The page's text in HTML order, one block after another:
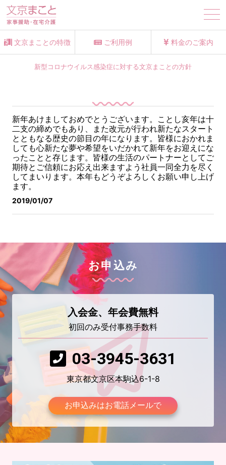
文京まことの特徴 ご利用例 料金のご案内
新型コロナウイルス感染症に対する文京まことの方針
新年あけましておめでとうございます。 ことし亥年は十
二支の締めでもあり、また改元が行われ新たなスタート
とともなる歴史の節目の年になります。 皆様におかれま
しても心新たな夢や希望をいだかれて新年をお迎えにな
ったことと存じます。 皆様の生活のパートナーとしてご
期待とご信頼にお応え出来ますよう社員一同全力を尽く
してまいります。 本年もどうぞよろしくお願い申し上げ
ます。
2019/01/07
お申込み
入会金、年会費無料
初回のみ受付事務手数料
03-3945-3631
東京都文京区本駒込6-1-8
お申込みはお電話メールで